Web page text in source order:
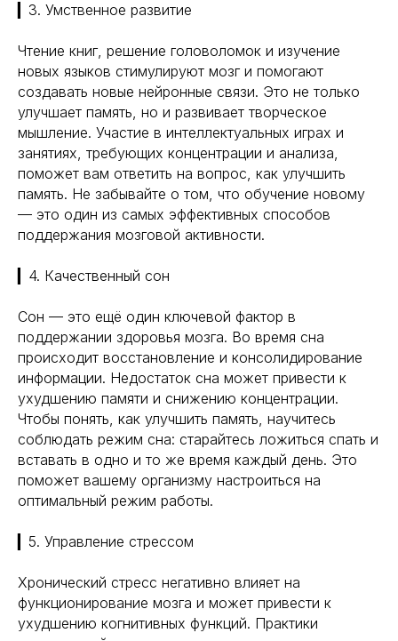
▎3. Умственное развитие
Чтение книг, решение головоломок и изучение
новых языков стимулируют мозг и помогают
создавать новые нейронные связи. Это не только
улучшает память, но и развивает творческое
мышление. Участие в интеллектуальных играх и
занятиях, требующих концентрации и анализа,
поможет вам ответить на вопрос, как улучшить
память. Не забывайте о том, что обучение новому
— это один из самых эффективных способов
поддержания мозговой активности.
▎4. Качественный сон
Сон — это ещё один ключевой фактор в
поддержании здоровья мозга. Во время сна
происходит восстановление и консолидирование
информации. Недостаток сна может привести к
ухудшению памяти и снижению концентрации.
Чтобы понять, как улучшить память, научитесь
соблюдать режим сна: старайтесь ложиться спать и
вставать в одно и то же время каждый день. Это
поможет вашему организму настроиться на
оптимальный режим работы.
▎5. Управление стрессом
Хронический стресс негативно влияет на
функционирование мозга и может привести к
ухудшению когнитивных функций. Практики